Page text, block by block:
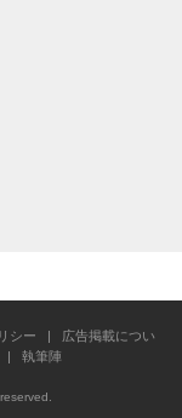
シー | 広告掲載につい
| 執筆陣